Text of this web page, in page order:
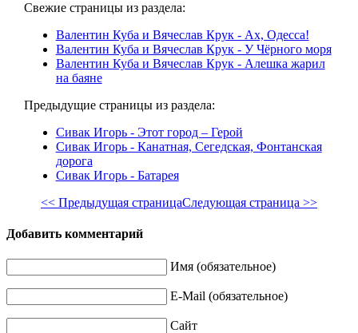
Свежие страницы из раздела:
Валентин Куба и Вячеслав Крук - Ах, Одесса!
Валентин Куба и Вячеслав Крук - У Чёрного моря
Валентин Куба и Вячеслав Крук - Алешка жарил
на баяне
Предыдущие страницы из раздела:
Сивак Игорь - Этот город – Герой
Сивак Игорь - Канатная, Сегедская, Фонтанская
дорога
Сивак Игорь - Батарея
<< Предыдущая страницаСледующая страница >>
Добавить комментарий
Имя (обязательное)
E-Mail (обязательное)
Сайт